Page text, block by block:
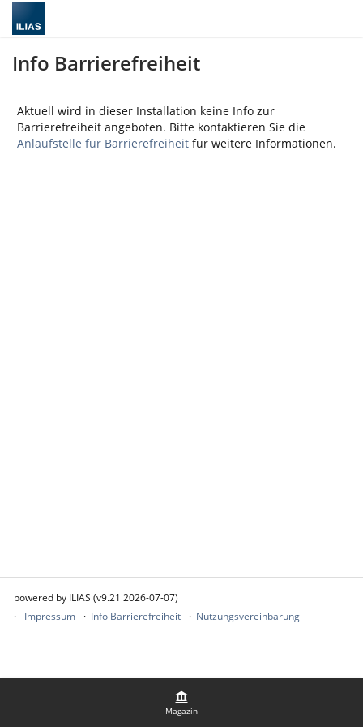
Magazin
Info Barrierefreiheit
Aktuell wird in dieser Installation keine Info zur
Barrierefreiheit angeboten. Bitte kontaktieren Sie die
Anlaufstelle für Barrierefreiheit für weitere Informationen.
powered by ILIAS (v9.21 2026-07-07)
Impressum
Info Barrierefreiheit Nutzungsvereinbarung